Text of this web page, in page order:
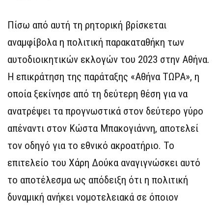
Πίσω από αυτή τη ρητορική βρίσκεται
αναμφίβολα η πολιτική παρακαταθήκη των
αυτοδιοικητικών εκλογών του 2023 στην Αθήνα.
Η επικράτηση της παράταξης «Αθήνα ΤΩΡΑ», η
οποία ξεκίνησε από τη δεύτερη θέση για να
ανατρέψει τα προγνωστικά στον δεύτερο γύρο
απέναντι στον Κώστα Μπακογιάννη, αποτελεί
τον οδηγό για το εθνικό ακροατήριο. Το
επιτελείο του Χάρη Δούκα αναγιγνώσκει αυτό
το αποτέλεσμα ως απόδειξη ότι η πολιτική
δυναμική ανήκει νομοτελειακά σε όποιον